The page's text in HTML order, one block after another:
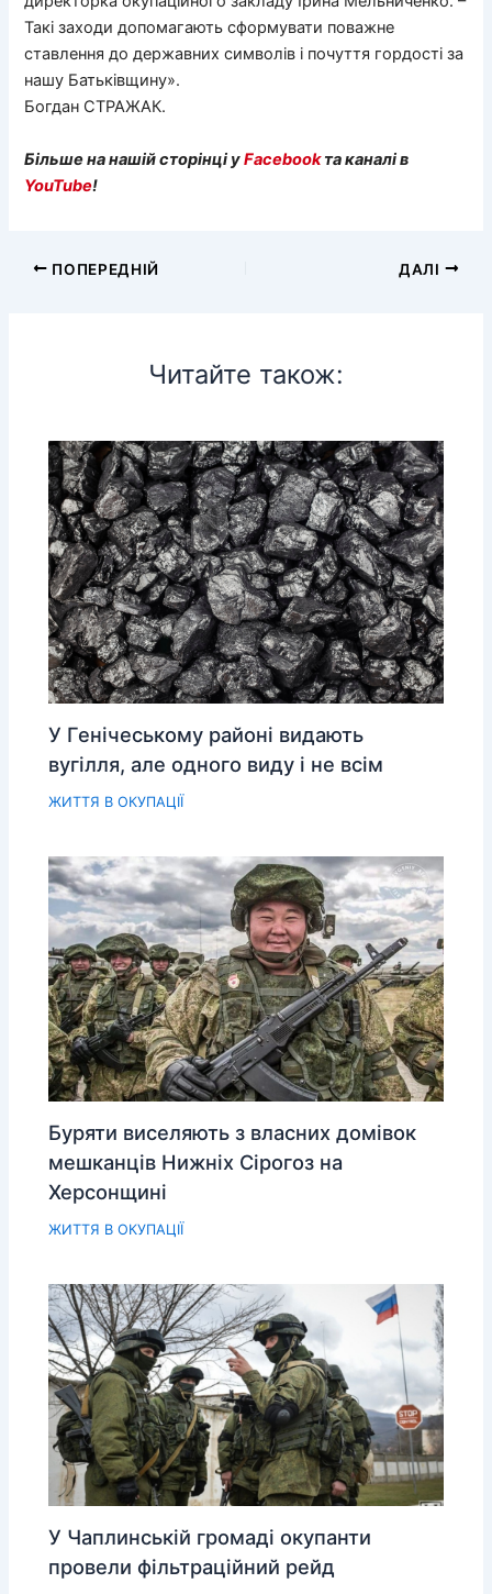
Такі заходи допомагають сформувати поважне
ставлення до державних символів і почуття гордості за
нашу Батьківщину».
Богдан СТРАЖАК.
Більше на нашій сторінці уFacebookта каналі в
YouTube!
ПОПЕРЕДНІЙ ДАЛІ
Читайте також:
У Генічеському районі видають
вугілля, але одного виду і не всім
ЖИТТЯ В ОКУПАЦІЇ
Буряти виселяють з власних домівок
мешканців Нижніх Сірогоз на
Херсонщині
ЖИТТЯ В ОКУПАЦІЇ
У Чаплинській громаді окупанти
провели фільтраційний рейд